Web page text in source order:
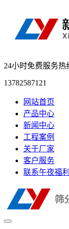
24小时免费服务热
13782587121
网站首页
产品中心
新闻中心
工程案例
关于厂家
客户服务
联系午夜福